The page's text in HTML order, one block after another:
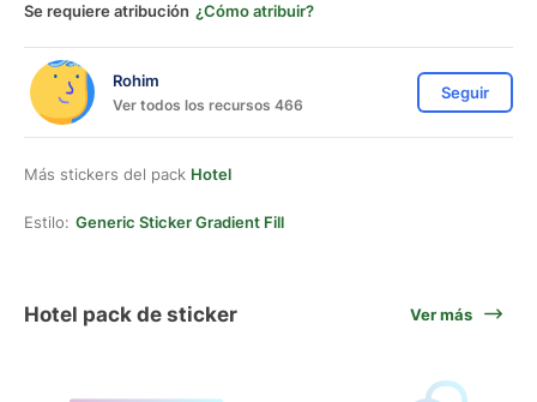
Se requiere atribución ¿Cómo atribuir?
Rohim
Ver todos los recursos 466
Seguir
Más stickers del pack Hotel
Estilo: Generic Sticker Gradient Fill
Hotel pack de sticker Ver más